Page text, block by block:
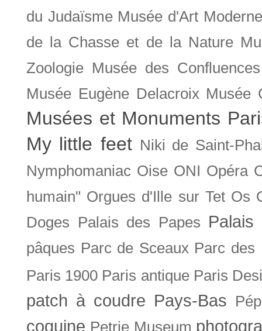
du Judaïsme Musée d'Art
de la Chasse et de la Nature
Zoologie Musée des Confluences
Musée Eugène Delacroix Musée
Musées et Monuments
My little feet Niki de Saint-
Nymphomaniac Oise ONI Opéra
humain" Orgues d'Ille sur Tet Os
Doges
Palais des Papes Palais
pâques Parc de Sceaux Parc des
Paris 1900 Paris antique Paris
patch à coudre Pays-Bas
coquine Petrie Museum